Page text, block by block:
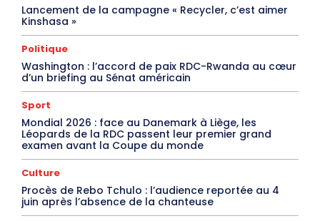
Lancement de la campagne « Recycler, c’est aimer
Kinshasa »
Politique
Washington : l’accord de paix RDC-Rwanda au cœur
d’un briefing au Sénat américain
Sport
Mondial 2026 : face au Danemark à Liège, les
Léopards de la RDC passent leur premier grand
examen avant la Coupe du monde
Culture
Procès de Rebo Tchulo : l’audience reportée au 4
juin après l’absence de la chanteuse